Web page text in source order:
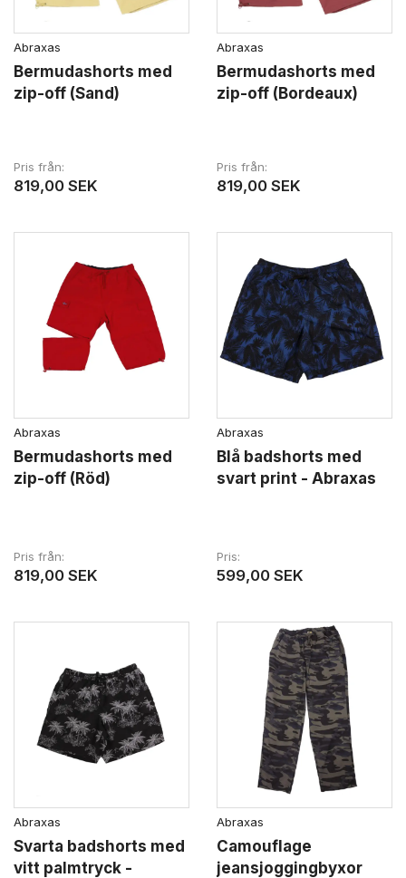
Abraxas
Bermudashorts med
zip-off (Sand)
Pris från
819,00 SEK
Abraxas
Bermudashorts med
zip-off (Bordeaux)
Pris från
819,00 SEK
Abraxas
Bermudashorts med
zip-off (Röd)
Pris från
819,00 SEK
Abraxas
Blå badshorts med
svart print - Abraxas
Pris
599,00 SEK
Abraxas
Svarta badshorts med
vitt palmtryck -
Abraxas
Camouflage
jeansjoggingbyxor